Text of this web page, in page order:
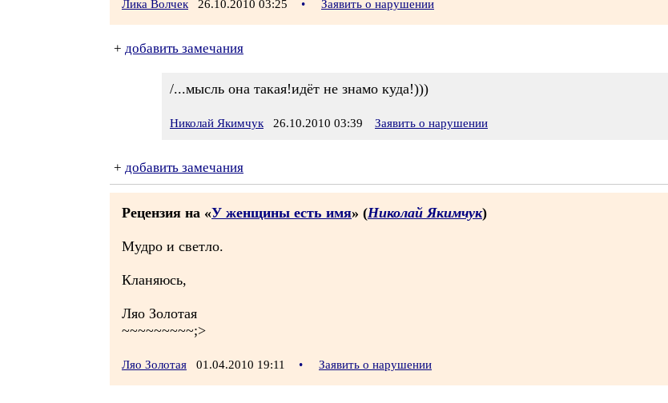
Лика Волчек 26.10.2010 03:25 • Заявить о нарушении
+ добавить замечания
/...мысль она такая!идёт не знамо куда!)))
Николай Якимчук 26.10.2010 03:39 Заявить о нарушении
+ добавить замечания
Рецензия на «У женщины есть имя» (Николай Якимчук)
Мудро и светло.
Кланяюсь,
Ляо Золотая
~~~~~~~~~;>
Ляо Золотая 01.04.2010 19:11 • Заявить о нарушении